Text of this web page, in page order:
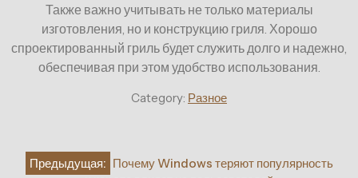
Также важно учитывать не только материалы
изготовления, но и конструкцию гриля. Хорошо
спроектированный гриль будет служить долго и надежно,
обеспечивая при этом удобство использования.
Category: Разное
Навигация
Предыдущая: Почему Windows теряют популярность